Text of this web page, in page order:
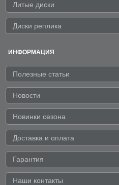
Литые диски
Диски реплика
ИНФОРМАЦИЯ
Полезные статьи
Новости
Новинки сезона
Доставка и оплата
Гарантия
Наши контакты